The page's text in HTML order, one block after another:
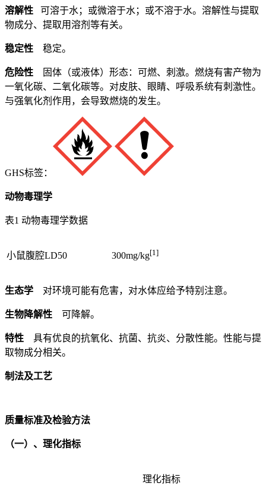
溶解性 可溶于水；或微溶于水；或不溶于水。溶解性与提取
物成分、提取用溶剂等有关。
稳定性 稳定。
危险性
固体（或液体）形态：可燃、刺激。燃烧有害产物为
一氧化碳、二氧化碳等。对皮肤、眼睛、呼吸系统有刺激性。
与强氧化剂作用，会导致燃烧的发生。
GHS标签：
动物毒理学
表1 动物毒理学数据
小鼠腹腔LD50 300mg/kg[1]
生态学 对环境可能有危害，对水体应给予特别注意。
生物降解性 可降解。
特性 具有优良的抗氧化、抗菌、抗炎、分散性能。性能与提
取物成分相关。
制法及工艺
质量标准及检验方法
（一）、理化指标
理化指标